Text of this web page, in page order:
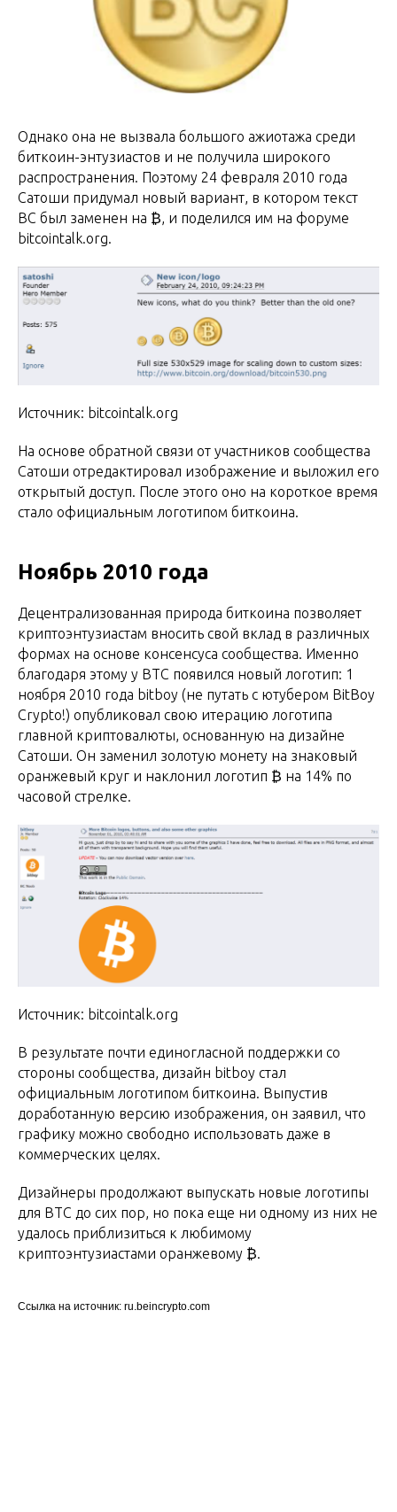
Однако она не вызвала большого ажиотажа среди
биткоин-энтузиастов и не получила широкого
распространения. Поэтому 24 февраля 2010 года
Сатоши придумал новый вариант, в котором текст
BC был заменен на ₿, и поделился им на форуме
bitcointalk.org.
Источник: bitcointalk.org
На основе обратной связи от участников сообщества
Сатоши отредактировал изображение и выложил его
открытый доступ. После этого оно на короткое время
стало официальным логотипом биткоина.
Ноябрь 2010 года
Децентрализованная природа биткоина позволяет
криптоэнтузиастам вносить свой вклад в различных
формах на основе консенсуса сообщества. Именно
благодаря этому у BTC появился новый логотип: 1
ноября 2010 года bitboy (не путать с ютубером BitBoy
Crypto!) опубликовал свою итерацию логотипа
главной криптовалюты, основанную на дизайне
Сатоши. Он заменил золотую монету на знаковый
оранжевый круг и наклонил логотип ₿ на 14% по
часовой стрелке.
Источник: bitcointalk.org
В результате почти единогласной поддержки со
стороны сообщества, дизайн bitboy стал
официальным логотипом биткоина. Выпустив
доработанную версию изображения, он заявил, что
графику можно свободно использовать даже в
коммерческих целях.
Дизайнеры продолжают выпускать новые логотипы
для BTC до сих пор, но пока еще ни одному из них не
удалось приблизиться к любимому
криптоэнтузиастами оранжевому ₿.
Ссылка на источник: ru.beincrypto.com